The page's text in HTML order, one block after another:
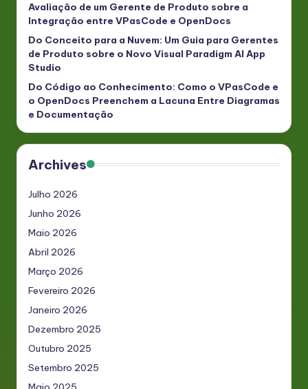
Avaliação de um Gerente de Produto sobre a
Integração entre VPasCode e OpenDocs
Do Conceito para a Nuvem: Um Guia para Gerentes
de Produto sobre o Novo Visual Paradigm AI App
Studio
Do Código ao Conhecimento: Como o VPasCode e
o OpenDocs Preenchem a Lacuna Entre Diagramas
e Documentação
Archives
Julho 2026
Junho 2026
Maio 2026
Abril 2026
Março 2026
Fevereiro 2026
Janeiro 2026
Dezembro 2025
Outubro 2025
Setembro 2025